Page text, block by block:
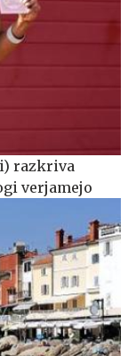
razkriva
verjamejo